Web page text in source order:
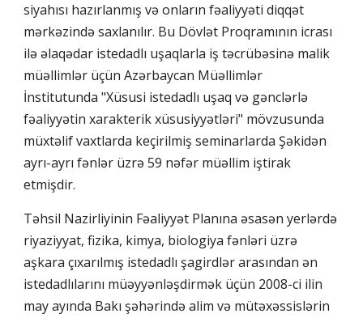
siyahısı hazırlanmış və onların fəaliyyəti diqqət
mərkəzində saxlanılır. Bu Dövlət Proqramının icrası
ilə əlaqədar istedadlı uşaqlarla iş təcrübəsinə malik
müəllimlər üçün Azərbaycan Müəllimlər
İnstitutunda "Xüsusi istedadlı uşaq və gənclərlə
fəaliyyətin xarakterik xüsusiyyətləri" mövzusunda
müxtəlif vaxtlarda keçirilmiş seminarlarda Şəkidən
ayrı-ayrı fənlər üzrə 59 nəfər müəllim iştirak
etmişdir.
Təhsil Nazirliyinin Fəaliyyət Planına əsasən yerlərdə
riyaziyyat, fizika, kimya, biologiya fənləri üzrə
aşkara çıxarılmış istedadlı şagirdlər arasından ən
istedadlılarını müəyyənləşdirmək üçün 2008-ci ilin
may ayında Bakı şəhərində alim və mütəxəssislərin